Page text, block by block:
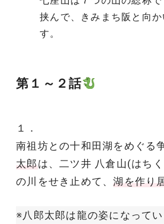
挟んで、きみまち阪と向か
す。
第１～２話
１．
南祖坊との十和田湖をめぐる
太郎 は、二ツ井 八倉山(はち
の川をせき止めて、湖を作り
※八郎太郎は龍の姿になってい